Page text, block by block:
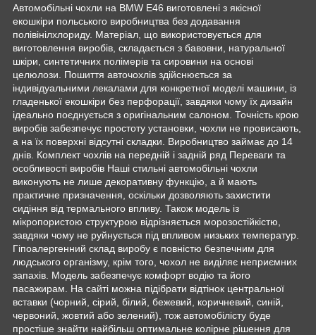
Автомобільні чохли на BMW E46 виготовлені з якісної
екошкіри польського виробництва без додавання
полівінілхлориду. Матеріал, що використовується для
виготовлення виробів, складається з бавовни, натуральної
шкіри, синтетичних полімерів та сировини на основі
целюлози. Пошиття авточохлів здійснюється за
індивідуальними лекалами для конкретної моделі машини, із
гладенької екошкіри без перфорації, завдяки чому їх дизайн
ідеально поєднується з оригінальним салоном. Точність крою
виробів забезпечує простоту установки, чохли не провисають,
а на їх поверхні відсутні складки. Виробництво займає до 14
днів. Комплект чохлів на передній і задній ряд Переваги та
особливості виробів Наші стильні автомобільні чохли
виконують не лише декоративну функцію, а й мають
практичне призначення, оскільки дозволяють захистити
сидіння від термального впливу. Також модель із
мікропористою структурою відрізняється морозостійкістю,
завдяки чому не руйнується під впливом низьких температур.
Гіпоалергенний склад виробу є повністю безпечним для
людського організму, крім того, чохол не виділяє неприємних
запахів. Модель забезпечує комфорт водію та його
пасажирам. На сайті можна підібрати відтінок центральної
вставки (чорний, сірий, білий, бежевий, коричневий, синій,
червоний, жовтий або зелений), тож автомобілісту буде
простіше знайти найбільш оптимальне колірне рішення для